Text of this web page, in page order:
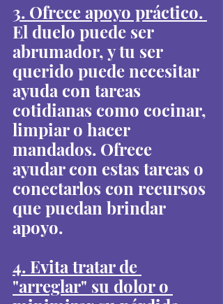
3. Ofrece apoyo práctico.
El duelo puede ser
abrumador, y tu ser
querido puede necesitar
ayuda con tareas
cotidianas como cocinar,
limpiar o hacer
mandados. Ofrece
ayudar con estas tareas o
conectarlos con recursos
que puedan brindar
apoyo.
4. Evita tratar de
"arreglar" su dolor o